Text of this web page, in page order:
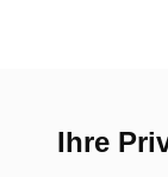
Ihre